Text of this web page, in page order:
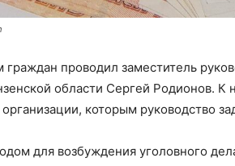
проводил заместитель
области Сергей Родионов. К
которым руководство
для возбуждения уголовного